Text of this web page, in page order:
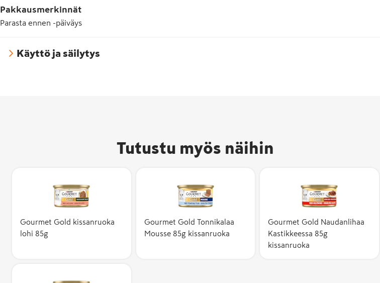
Pakkausmerkinnät
Parasta ennen -päiväys
Käyttö ja säilytys
Tutustu myös näihin
Gourmet Gold kissanruoka
lohi 85g
Gourmet Gold Tonnikalaa
Mousse 85g kissanruoka
Gourmet Gold Naudanlihaa
Kastikkeessa 85g
kissanruoka